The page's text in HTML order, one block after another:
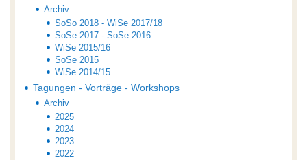
Archiv
SoSo 2018 - WiSe 2017/18
SoSe 2017 - SoSe 2016
WiSe 2015/16
SoSe 2015
WiSe 2014/15
Tagungen - Vorträge - Workshops
Archiv
2025
2024
2023
2022